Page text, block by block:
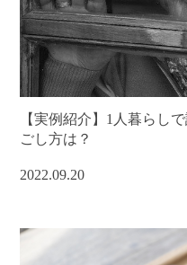
【実例紹介】1人暮らし
ごし方は？
2022.09.20